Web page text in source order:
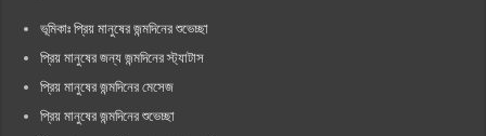
ভূমিকাঃ প্রিয় মানুষের জন্মদিনের শুভেচ্ছা
প্রিয় মানুষের জন্য জন্মদিনের স্ট্যাটাস
প্রিয় মানুষের জন্মদিনের মেসেজ
প্রিয় মানুষের জন্মদিনের শুভেচ্ছা